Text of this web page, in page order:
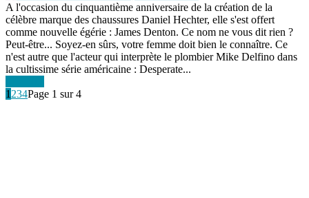
A l'occasion du cinquantième anniversaire de la création de la
célèbre marque des chaussures Daniel Hechter, elle s'est offert
comme nouvelle égérie : James Denton. Ce nom ne vous dit rien ?
Peut-être... Soyez-en sûrs, votre femme doit bien le connaître. Ce
n'est autre que l'acteur qui interprète le plombier Mike Delfino dans
la cultissime série américaine : Desperate...
1 234Page 1 sur 4